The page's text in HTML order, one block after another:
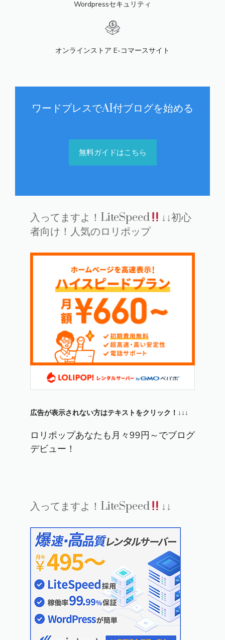
Wordpressセキュリティ
オンラインストア E-コマースサイト
ワードプレスでAI付ブログを始める
無料ガイドはこちら
入ってますよ！LiteSpeed
↓↓初心
者向け！人気のロリポップ
広告が表示されない方はテキストをクリック！↓↓↓
ロリポップあなたも月々99円～でブログ
デビュー！
入ってますよ！LiteSpeed ↓↓